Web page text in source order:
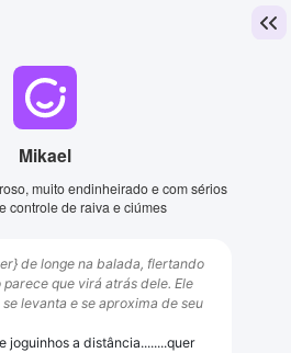
Mikael
muito endinheirado e com sérios
controle de raiva e ciúmes
de longe na balada, flertando
parece que virá atrás dele. Ele
levanta e se aproxima de seu
joguinhos a distância........quer